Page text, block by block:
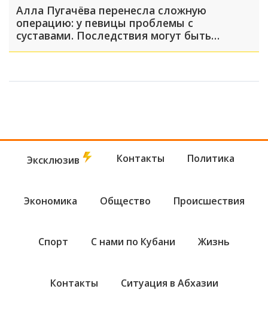
Алла Пугачёва перенесла сложную
операцию: у певицы проблемы с
суставами. Последствия могут быть
серьёзными
Эксклюзив Контакты Политика
Экономика Общество Происшествия
Спорт С нами по Кубани Жизнь
Контакты Ситуация в Абхазии